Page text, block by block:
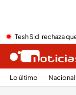
Tesh Sidi rechaza
Lo último Nacional